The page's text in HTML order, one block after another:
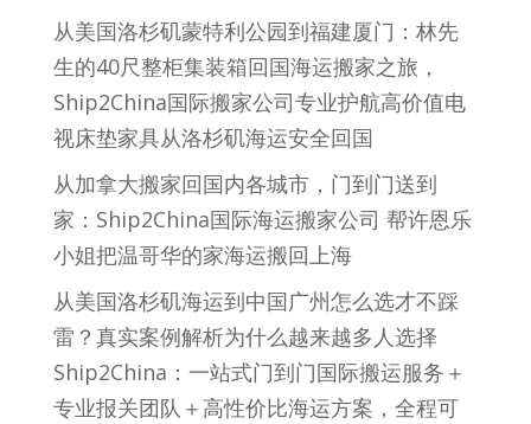
从美国洛杉矶蒙特利公园到福建厦门：林先
生的40尺整柜集装箱回国海运搬家之旅，
Ship2China国际搬家公司专业护航高价值电
视床垫家具从洛杉矶海运安全回国
从加拿大搬家回国内各城市，门到门送到
家：Ship2China国际海运搬家公司 帮许恩乐
小姐把温哥华的家海运搬回上海
从美国洛杉矶海运到中国广州怎么选才不踩
雷？真实案例解析为什么越来越多人选择
Ship2China：一站式门到门国际搬运服务＋
专业报关团队＋高性价比海运方案，全程可